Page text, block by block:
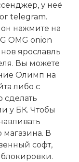
у неё
telegram.
нажмите на
OMG onion
ярославль
Вы можете
Олимп на
либо с
сделать
у БК. Чтобы
В
софт,